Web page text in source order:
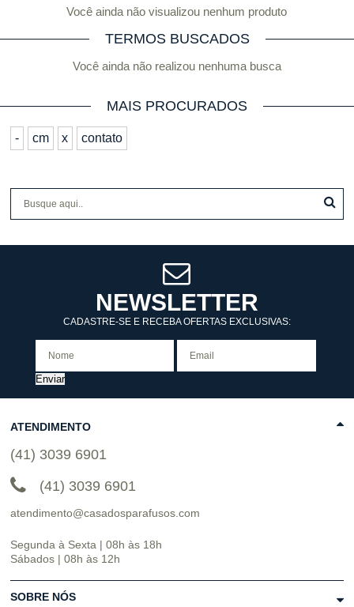
Você ainda não visualizou nenhum produto
TERMOS BUSCADOS
Você ainda não realizou nenhuma busca
MAIS PROCURADOS
- cm x contato
NEWSLETTER
CADASTRE-SE E RECEBA OFERTAS EXCLUSIVAS:
Enviar
ATENDIMENTO
(41) 3039 6901
(41) 3039 6901
atendimento@casadosparafusos.com
Segunda à Sexta | 08h às 18h
Sábados | 08h às 12h
SOBRE NÓS